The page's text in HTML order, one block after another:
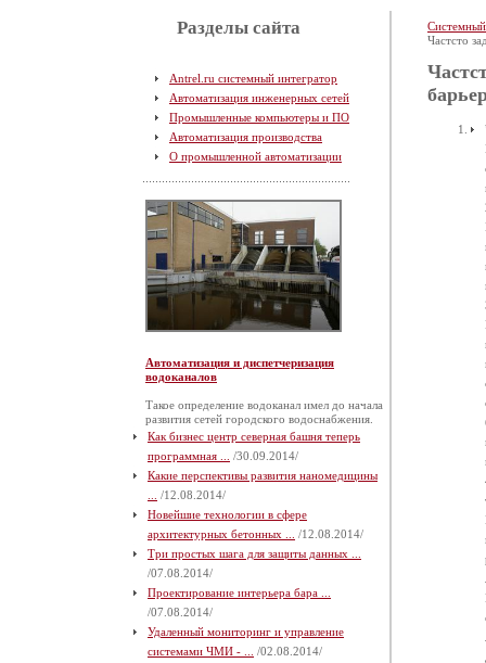
Разделы сайта
Antrel.ru системный интегратор
Автоматизация инженерных сетей
Промышленные компьютеры и ПО
Автоматизация производства
О промышленной автоматизации
Автоматизация и диспетчеризация
водоканалов
Такое определение водоканал имел до начала
развития сетей городского водоснабжения.
Как бизнес центр северная башня теперь
программная ...
/30.09.2014/
Какие перспективы развития наномедицины
/12.08.2014/
Новейшие технологии в сфере
архитектурных бетонных ...
/12.08.2014/
Три простых шага для защиты данных ...
/07.08.2014/
Проектирование интерьера бара ...
/07.08.2014/
Удаленный мониторинг и управление
системами ЧМИ - ...
/02.08.2014/
Частсто